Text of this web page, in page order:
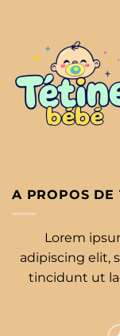
A PROPOS DE
Lorem
adipiscing elit,
tincidunt ut